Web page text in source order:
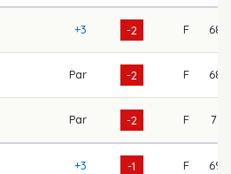
+3 -2 F 68
Par -2 F 68
Par -2 F 71
+3 -1 F 69